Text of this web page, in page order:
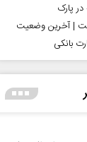
| آخرین وضعیت
بانکی